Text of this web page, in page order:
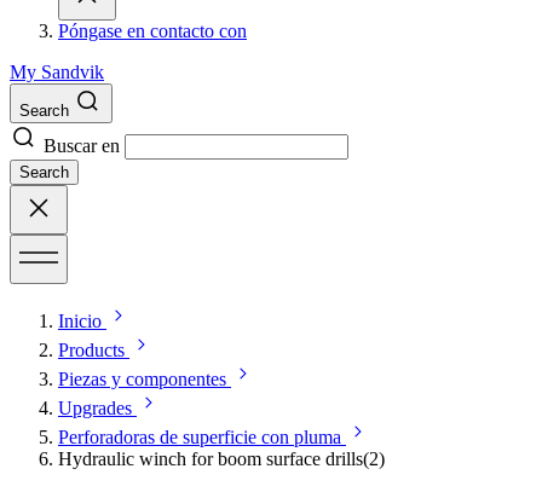
Póngase en contacto con
My Sandvik
Search
Buscar en
Search
Inicio
Products
Piezas y componentes
Upgrades
Perforadoras de superficie con pluma
Hydraulic winch for boom surface drills(2)